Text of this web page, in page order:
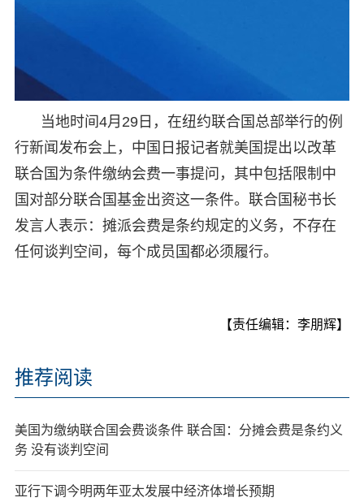
当地时间4月29日，在纽约联合国总部举行的例
行新闻发布会上，中国日报记者就美国提出以改革
联合国为条件缴纳会费一事提问，其中包括限制中
国对部分联合国基金出资这一条件。联合国秘书长
发言人表示：摊派会费是条约规定的义务，不存在
任何谈判空间，每个成员国都必须履行。
【责任编辑：李朋辉】
推荐阅读
美国为缴纳联合国会费谈条件 联合国：分摊会费是条约义
务 没有谈判空间
亚行下调今明两年亚太发展中经济体增长预期